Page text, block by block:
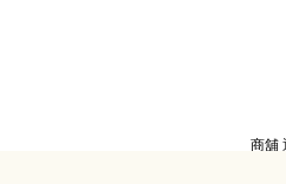
商舖